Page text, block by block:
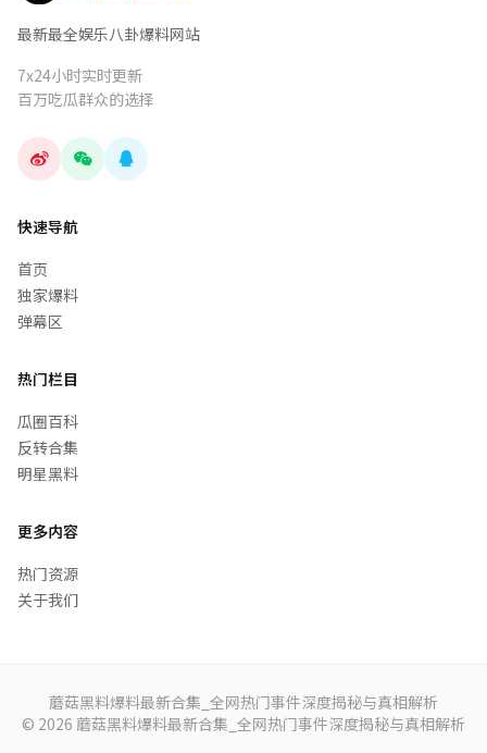
最新最全娱乐八卦爆料网站
7x24小时实时更新
百万吃瓜群众的选择
快速导航
首页
独家爆料
弹幕区
热门栏目
瓜圈百科
反转合集
明星黑料
更多内容
热门资源
关于我们
蘑菇黑料爆料最新合集_全网热门事件深度揭秘与真相解析
© 2026 蘑菇黑料爆料最新合集_全网热门事件深度揭秘与真相解析